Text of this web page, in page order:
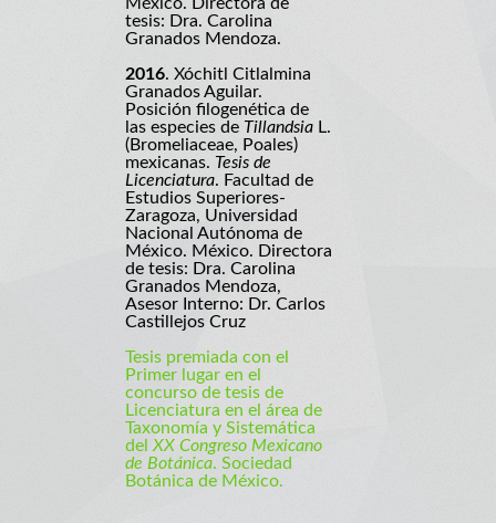
tesis: Dra. Carolina
Granados Mendoza.
2016. Xóchitl Citlalmina
Granados Aguilar.
Posición filogenética de
las especies de Tillandsia L.
(Bromeliaceae, Poales)
mexicanas. Tesis de
Licenciatura. Facultad de
Estudios Superiores-
Zaragoza, Universidad
Nacional Autónoma de
México. México. Directora
de tesis: Dra. Carolina
Granados Mendoza,
Asesor Interno: Dr. Carlos
Castillejos Cruz
Tesis premiada con el
Primer lugar en el
concurso de tesis de
Licenciatura en el área de
Taxonomía y Sistemática
del XX Congreso Mexicano
de Botánica. Sociedad
Botánica de México.